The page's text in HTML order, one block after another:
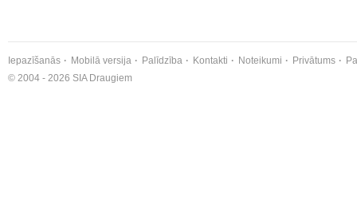
Iepazīšanās Mobilā versija Palīdzība Kontakti Noteikumi Privātums
© 2004 - 2026 SIA Draugiem